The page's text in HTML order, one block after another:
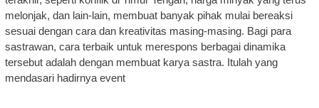
melonjak, dan lain-lain, membuat banyak pihak mulai bereaksi
sesuai dengan cara dan kreativitas masing-masing. Bagi para
sastrawan, cara terbaik untuk merespons berbagai dinamika
tersebut adalah dengan membuat karya sastra. Itulah yang
mendasari hadirnya event